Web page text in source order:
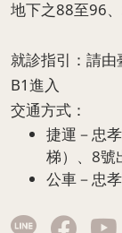
地下之88至96
就診指引： 請由
B1進入
交通方式：
捷運－忠
梯）、8號
公車－忠